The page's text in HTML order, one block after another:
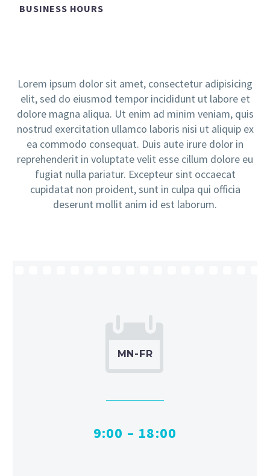
BUSINESS HOURS
Lorem ipsum dolor sit amet, consectetur adipisicing
elit, sed do eiusmod tempor incididunt ut labore et
dolore magna aliqua. Ut enim ad minim veniam, quis
nostrud exercitation ullamco laboris nisi ut aliquip ex
ea commodo consequat. Duis aute irure dolor in
reprehenderit in voluptate velit esse cillum dolore eu
fugiat nulla pariatur. Excepteur sint occaecat
cupidatat non proident, sunt in culpa qui officia
deserunt mollit anim id est laborum.
MN-FR


9:00 – 18:00